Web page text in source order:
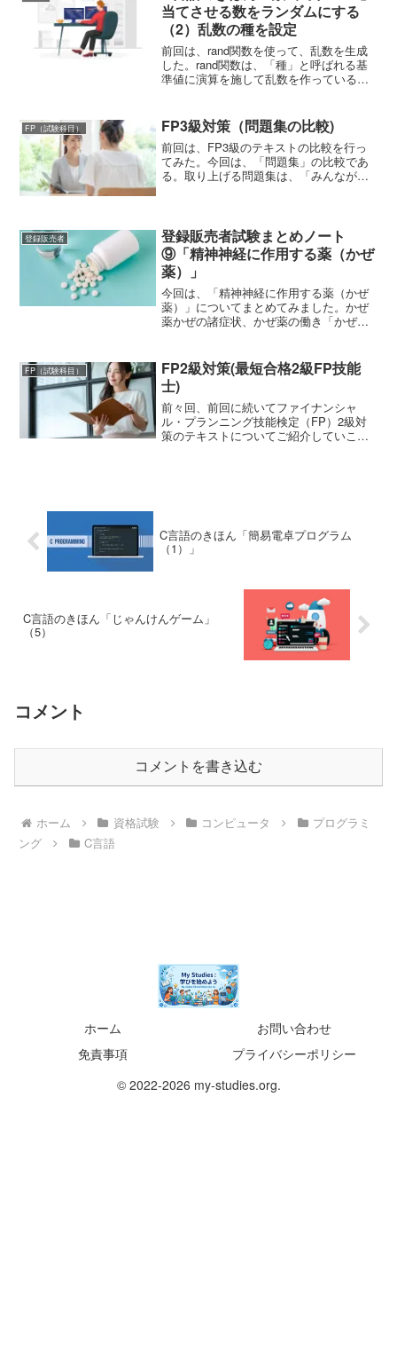
当てさせる数をランダムにする
（2）乱数の種を設定
前回は、rand関数を使って、乱数を生成
した。rand関数は、「種」と呼ばれる基
準値に演算を施して乱数を作っている。
れていた。これは、rand関数中に定数値
１が種として...
FP（試験科目） FP3級対策（問題集の比較)
前回は、FP3級のテキストの比較を行っ
てみた。今回は、「問題集」の比較であ
る。取り上げる問題集は、「みんなが欲
登録販売者
登録販売者試験まとめノート
⑨「精神神経に作用する薬（かぜ
薬）」
今回は、「精神神経に作用する薬（かぜ
薬）」についてまとめてみました。かぜ
薬かぜの諸症状、かぜ薬の働き「かぜ」
どに感染して起こる上気道の急性炎症の
総称で、通常は数日～１週...
FP（試験科目）
FP2級対策(最短合格2級FP技能
士)
前々回、前回に続いてファイナンシャ
ル・プランニング技能検定（FP）2級対
策のテキストについてご紹介していこ
C言語のきほん「簡易電卓プログラム
（1）」
C言語のきほん「じゃんけんゲーム」
（5）
コメント
コメントを書き込む
ホーム 資格試験 コンピュータ
プログラミ
ング
C言語
ホーム
お問い合わせ
免責事項
プライバシーポリシー
© 2022-2026 my-studies.org.